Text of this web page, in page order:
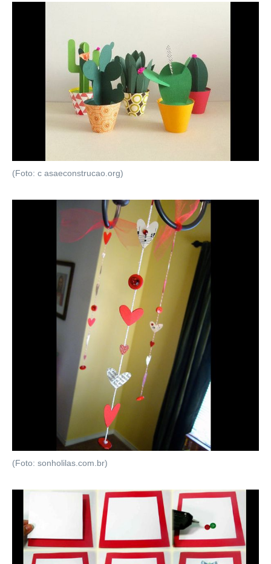
(Foto: c asaeconstrucao.org)
(Foto: sonholilas.com.br)